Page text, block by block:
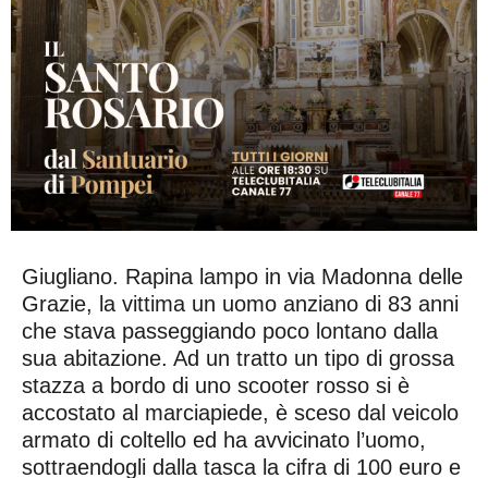
Giugliano. Rapina lampo in via Madonna delle
Grazie, la vittima un uomo anziano di 83 anni
che stava passeggiando poco lontano dalla
sua abitazione. Ad un tratto un tipo di grossa
stazza a bordo di uno scooter rosso si è
accostato al marciapiede, è sceso dal veicolo
armato di coltello ed ha avvicinato l’uomo,
sottraendogli dalla tasca la cifra di 100 euro e